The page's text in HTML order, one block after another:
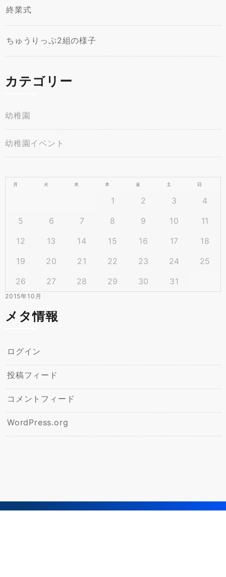
終業式
ちゅうりっぷ2組の様子
カテゴリー
幼稚園
幼稚園イベント
2015年10月
月 火 水 木 金 土 日
1 2 3
4
5
6 7 8 9 10
11
12
13 14 15 16 17
18
19
20 21 22 23 24
25
26
27 28 29 30 31
メタ情報
ログイン
投稿フィード
コメントフィード
WordPress.org